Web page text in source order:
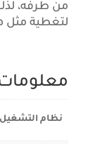
من طرفه،
لتغطية مثل
نظام التشغيل